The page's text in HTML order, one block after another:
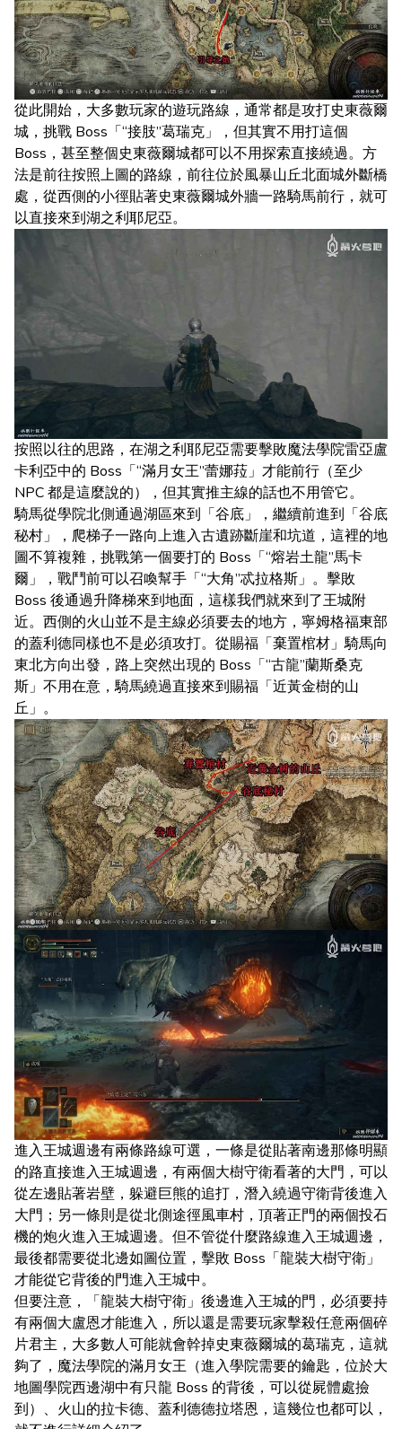
從此開始，大多數玩家的遊玩路線，通常都是攻打史東薇爾
城，挑戰 Boss「“接肢”葛瑞克」，但其實不用打這個
Boss，甚至整個史東薇爾城都可以不用探索直接繞過。方
法是前往按照上圖的路線，前往位於風暴山丘北面城外斷橋
處，從西側的小徑貼著史東薇爾城外牆一路騎馬前行，就可
以直接來到湖之利耶尼亞。
按照以往的思路，在湖之利耶尼亞需要擊敗魔法學院雷亞盧
卡利亞中的 Boss「“滿月女王”蕾娜菈」才能前行（至少
NPC 都是這麼說的），但其實推主線的話也不用管它。
騎馬從學院北側通過湖區來到「谷底」，繼續前進到「谷底
秘村」，爬梯子一路向上進入古遺跡斷崖和坑道，這裡的地
圖不算複雜，挑戰第一個要打的 Boss「“熔岩土龍”馬卡
爾」，戰鬥前可以召喚幫手「“大角”忒拉格斯」。擊敗
Boss 後通過升降梯來到地面，這樣我們就來到了王城附
近。西側的火山並不是主線必須要去的地方，寧姆格福東部
的蓋利德同樣也不是必須攻打。從賜福「棄置棺材」騎馬向
東北方向出發，路上突然出現的 Boss「“古龍”蘭斯桑克
斯」不用在意，騎馬繞過直接來到賜福「近黃金樹的山
丘」。
進入王城週邊有兩條路線可選，一條是從貼著南邊那條明顯
的路直接進入王城週邊，有兩個大樹守衛看著的大門，可以
從左邊貼著岩壁，躲避巨熊的追打，潛入繞過守衛背後進入
大門；另一條則是從北側途徑風車村，頂著正門的兩個投石
機的炮火進入王城週邊。但不管從什麼路線進入王城週邊，
最後都需要從北邊如圖位置，擊敗 Boss「龍裝大樹守衛」
才能從它背後的門進入王城中。
但要注意，「龍裝大樹守衛」後邊進入王城的門，必須要持
有兩個大盧恩才能進入，所以還是需要玩家擊殺任意兩個碎
片君主，大多數人可能就會幹掉史東薇爾城的葛瑞克，這就
夠了，魔法學院的滿月女王（進入學院需要的鑰匙，位於大
地圖學院西邊湖中有只龍 Boss 的背後，可以從屍體處撿
到）、火山的拉卡德、蓋利德德拉塔恩，這幾位也都可以，